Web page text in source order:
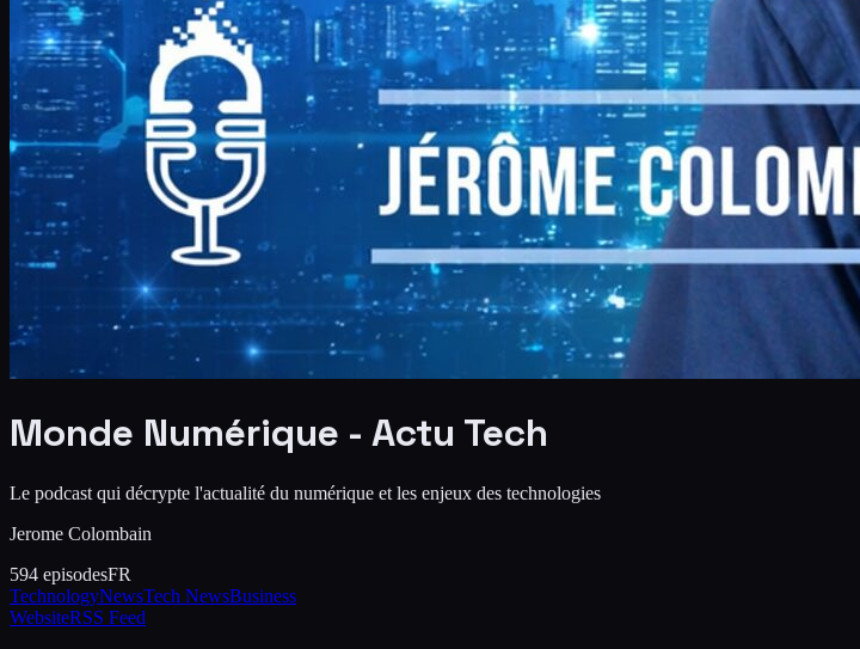
Monde Numérique - Actu Tech
Le podcast qui décrypte l'actualité du numérique et les enjeux des technologies
Jerome Colombain
594 episodesFR
TechnologyNewsTech NewsBusiness
WebsiteRSS Feed